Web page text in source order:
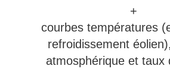
+
courbes températures
refroidissement
atmosphérique et taux